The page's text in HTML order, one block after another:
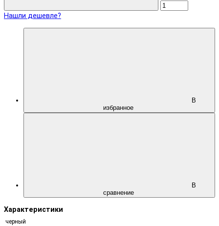
Нашли дешевле?
В
избранное
В
сравнение
Характеристики
черный